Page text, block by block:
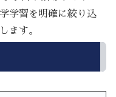
学習を明確に絞り込
ます。